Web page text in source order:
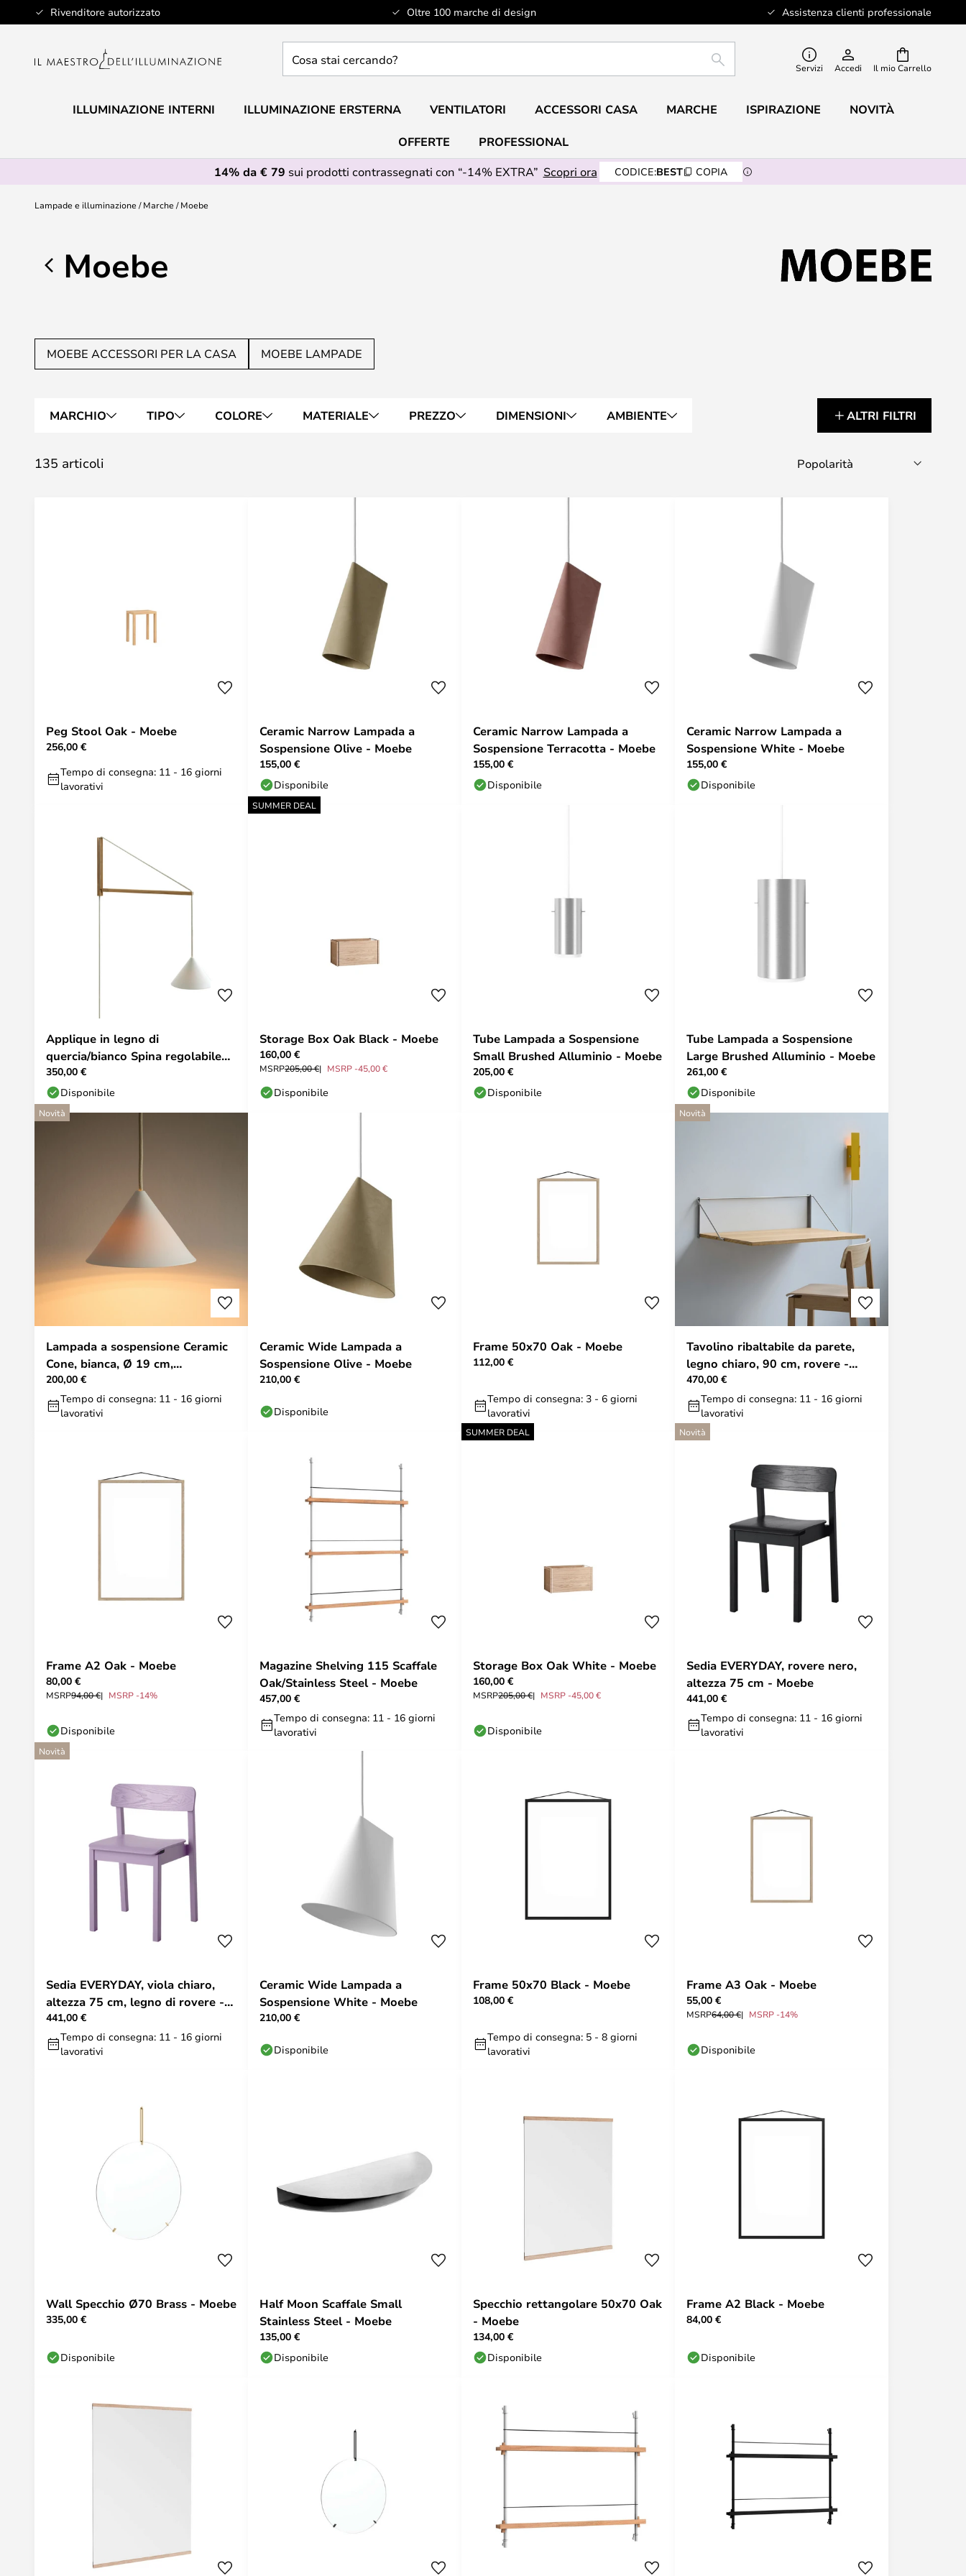
Rivenditore autorizzato Oltre 100 marche di design Assistenza clienti professionale
Salta
al
Il mio Carrello
stai
RICERCA Servizi Accedi
ILLUMINAZIONE INTERNI ILLUMINAZIONE ERSTERNA VENTILATORI ACCESSORI CASA MARCHE ISPIRAZIONE NOVITÀ
OFFERTE
PROFESSIONAL
14% da € 79 sui prodotti contrassegnati con “-14% EXTRA” Scopri ora CODICE:BEST COPIA
Lampade e illuminazione Marche Moebe
Moebe
MOEBE ACCESSORI PER LA CASA MOEBE LAMPADE
MARCHIO TIPO COLORE MATERIALE PREZZO DIMENSIONI AMBIENTE ALTRI FILTRI
135 articoli
Peg Stool Oak - Moebe
256,00 €
Tempo di consegna: 11 - 16 giorni
lavorativi
Ceramic Narrow Lampada a
Sospensione Olive - Moebe
155,00 €
Disponibile
Ceramic Narrow Lampada a
Sospensione Terracotta - Moebe
155,00 €
Disponibile
Ceramic Narrow Lampada a
Sospensione White - Moebe
155,00 €
Disponibile
Applique in legno di
quercia/bianco Spina regolabile
G9 - Moebe
350,00 €
Disponibile
SUMMER DEAL
Storage Box Oak Black - Moebe
160,00 €
MSRP205,00 € MSRP -45,00 €
Disponibile
Tube Lampada a Sospensione
Small Brushed Alluminio - Moebe
205,00 €
Disponibile
Tube Lampada a Sospensione
Large Brushed Alluminio - Moebe
261,00 €
Disponibile
Novità
Lampada a sospensione Ceramic
Cone, bianca, Ø 19 cm,
porcellana, G9 - Moebe
200,00 €
Tempo di consegna: 11 - 16 giorni
lavorativi
Ceramic Wide Lampada a
Sospensione Olive - Moebe
210,00 €
Disponibile
Frame 50x70 Oak - Moebe
112,00 €
Tempo di consegna: 3 - 6 giorni
lavorativi
Novità
Tavolino ribaltabile da parete,
legno chiaro, 90 cm, rovere -
Moebe
470,00 €
Tempo di consegna: 11 - 16 giorni
lavorativi
Frame A2 Oak - Moebe
80,00 €
MSRP94,00 € MSRP -14%
Disponibile
Magazine Shelving 115 Scaffale
Oak/Stainless Steel - Moebe
457,00 €
Tempo di consegna: 11 - 16 giorni
lavorativi
SUMMER DEAL
Storage Box Oak White - Moebe
160,00 €
MSRP205,00 € MSRP -45,00 €
Disponibile
Novità
Sedia EVERYDAY, rovere nero,
altezza 75 cm - Moebe
441,00 €
Tempo di consegna: 11 - 16 giorni
lavorativi
Novità
Sedia EVERYDAY, viola chiaro,
altezza 75 cm, legno di rovere -
Moebe
441,00 €
Tempo di consegna: 11 - 16 giorni
lavorativi
Ceramic Wide Lampada a
Sospensione White - Moebe
210,00 €
Disponibile
Frame 50x70 Black - Moebe
108,00 €
Tempo di consegna: 5 - 8 giorni
lavorativi
Frame A3 Oak - Moebe
55,00 €
MSRP64,00 € MSRP -14%
Disponibile
Wall Specchio Ø70 Brass - Moebe
335,00 €
Disponibile
Half Moon Scaffale Small
Stainless Steel - Moebe
135,00 €
Disponibile
Specchio rettangolare 50x70 Oak
- Moebe
134,00 €
Disponibile
Frame A2 Black - Moebe
84,00 €
Disponibile